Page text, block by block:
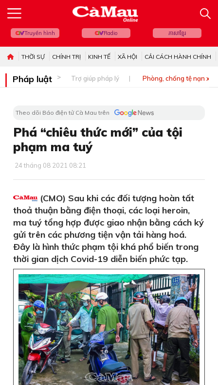
Truyền hình Radio ភាសាខ្មែរ
THỜI SỰ CHÍNH TRỊ KINH TẾ XÃ HỘI CẢI CÁCH HÀNH CHÍNH
Pháp luật Trợ giúp pháp lý Phòng, chống tệ nạn xã
Theo dõi Báo điện tử Cà Mau trên
Phá “chiêu thức mới” của tội
phạm ma tuý
24 tháng 08 2021 08:21
(CMO) Sau khi các đối tượng hoàn tất
thoả thuận bằng điện thoại, các loại heroin,
ma tuý tổng hợp được giao nhận bằng cách ký
gửi trên các phương tiện vận tải hàng hoá.
Ðây là hình thức phạm tội khá phổ biến trong
thời gian dịch Covid-19 diễn biến phức tạp.